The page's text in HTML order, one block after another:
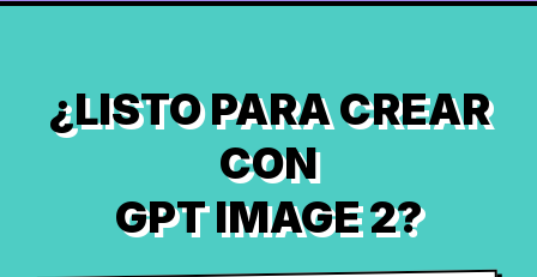
¿LISTO PARA CREAR
CON
GPT IMAGE 2?